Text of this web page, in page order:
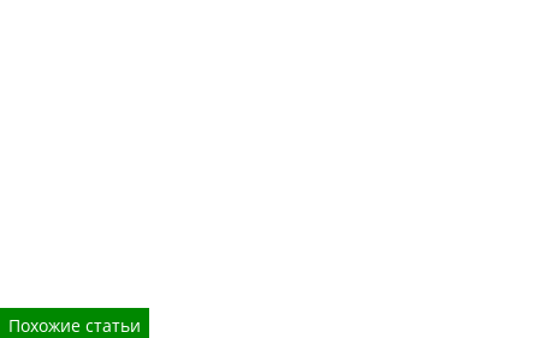
Похожие статьи